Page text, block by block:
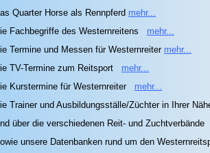
Quarter Horse als Rennpferd mehr...
Fachbegriffe des Westernreitens
mehr...
Termine und Messen für Westernreiter mehr...
TV-Termine zum Reitsport
mehr...
Kurstermine für Westernreiter
mehr...
Trainer und Ausbildungsställe/Züchter in Ihrer
über die verschiedenen Reit- und Zuchtverbände
unsere Datenbanken rund um den